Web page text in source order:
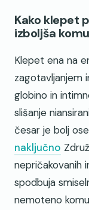
Kako klepet
izboljša
Klepet ena na
zagotavljanjem
globino in
slišanje
česar je bolj
naključno
nepričakovanih
spodbuja
nemoteno